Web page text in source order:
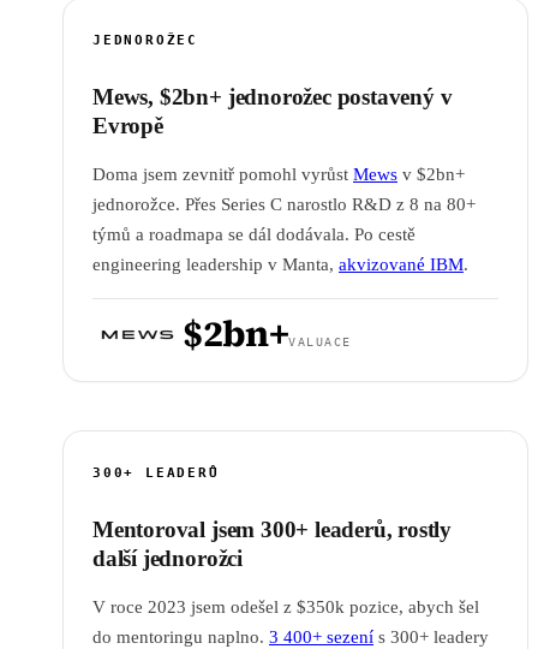
JEDNOROŽEC
Mews, $2bn+ jednorožec postavený v
Evropě
Doma jsem zevnitř pomohl vyrůst Mews v $2bn+
jednorožce. Přes Series C narostlo R&D z 8 na 80+
týmů a roadmapa se dál dodávala. Po cestě
engineering leadership v Manta, akvizované IBM.
$2bn+VALUACE
300+ LEADERŮ
Mentoroval jsem 300+ leaderů, rostly
další jednorožci
V roce 2023 jsem odešel z $350k pozice, abych šel
do mentoringu naplno. 3 400+ sezení s 300+ leadery